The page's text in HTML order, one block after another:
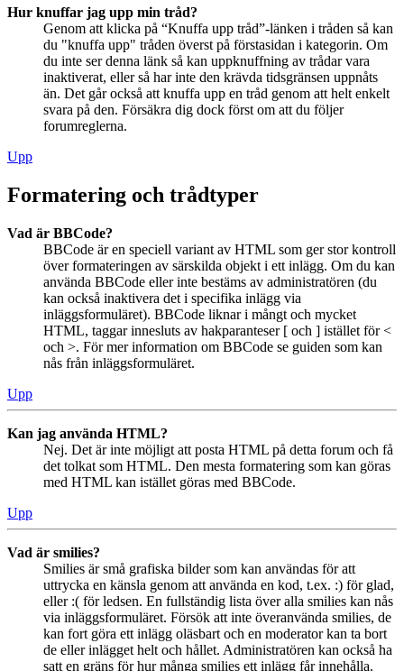
Hur knuffar jag upp min tråd?
Genom att klicka på “Knuffa upp tråd”-länken i tråden så kan
du "knuffa upp" tråden överst på förstasidan i kategorin. Om
du inte ser denna länk så kan uppknuffning av trådar vara
inaktiverat, eller så har inte den krävda tidsgränsen uppnåts
än. Det går också att knuffa upp en tråd genom att helt enkelt
svara på den. Försäkra dig dock först om att du följer
forumreglerna.
Upp
Formatering och trådtyper
Vad är BBCode?
BBCode är en speciell variant av HTML som ger stor kontroll
över formateringen av särskilda objekt i ett inlägg. Om du kan
använda BBCode eller inte bestäms av administratören (du
kan också inaktivera det i specifika inlägg via
inläggsformuläret). BBCode liknar i mångt och mycket
HTML, taggar innesluts av hakparanteser [ och ] istället för <
och >. För mer information om BBCode se guiden som kan
nås från inläggsformuläret.
Upp
Kan jag använda HTML?
Nej. Det är inte möjligt att posta HTML på detta forum och få
det tolkat som HTML. Den mesta formatering som kan göras
med HTML kan istället göras med BBCode.
Upp
Vad är smilies?
Smilies är små grafiska bilder som kan användas för att
uttrycka en känsla genom att använda en kod, t.ex. :) för glad,
eller :( för ledsen. En fullständig lista över alla smilies kan nås
via inläggsformuläret. Försök att inte överanvända smilies, de
kan fort göra ett inlägg oläsbart och en moderator kan ta bort
de eller inlägget helt och hållet. Administratören kan också ha
satt en gräns för hur många smilies ett inlägg får innehålla.